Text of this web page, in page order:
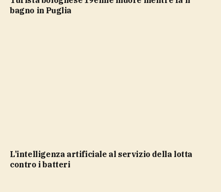
bagno in Puglia
L’intelligenza artificiale al servizio della lotta
contro i batteri